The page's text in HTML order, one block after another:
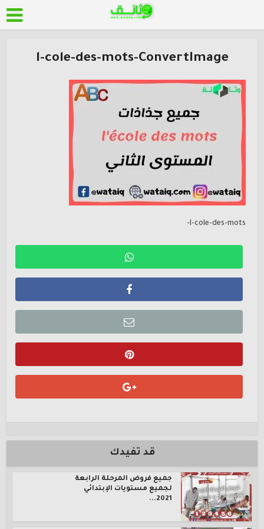
l-cole-des-mots-ConvertImage
l-cole-des-mots-
قد تفيدك
جميع فروض المرحلة الرابعة
لجميع مستويات الإبتدائي
2021...